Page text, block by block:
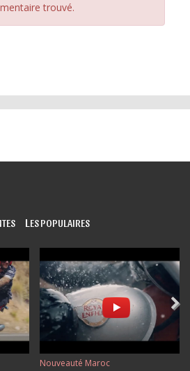
trouvé.
L ES POPULAIRES
Nouveauté Maroc